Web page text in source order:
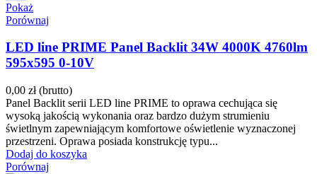
Pokaż
Porównaj
LED line PRIME Panel Backlit 34W 4000K 4760lm
595x595 0-10V
0,00 zł (brutto)
Panel Backlit serii LED line PRIME to oprawa cechująca się
wysoką jakością wykonania oraz bardzo dużym strumieniu
świetlnym zapewniającym komfortowe oświetlenie wyznaczonej
przestrzeni. Oprawa posiada konstrukcję typu...
Dodaj do koszyka
Porównaj